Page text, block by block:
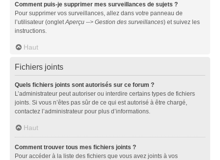
Comment puis-je supprimer mes surveillances de sujets ?
Pour supprimer vos surveillances, allez dans votre panneau de
l’utilisateur (onglet Aperçu --> Gestion des surveillances) et suivez les
instructions.
Haut
Fichiers joints
Quels fichiers joints sont autorisés sur ce forum ?
L’administrateur peut autoriser ou interdire certains types de fichiers
joints. Si vous n’êtes pas sûr de ce qui est autorisé à être chargé,
contactez l’administrateur pour plus d’informations.
Haut
Comment trouver tous mes fichiers joints ?
Pour accéder à la liste des fichiers que vous avez joints à vos